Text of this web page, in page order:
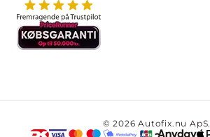
© 2026 Autofix.nu ApS.